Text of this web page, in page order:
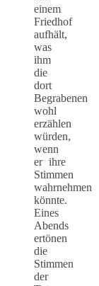
einem
Friedhof
aufhält,
was
ihm
die
dort
Begrabenen
wohl
erzählen
würden,
wenn
er ihre
Stimmen
wahrnehmen
könnte.
Eines
Abends
ertönen
die
Stimmen
der